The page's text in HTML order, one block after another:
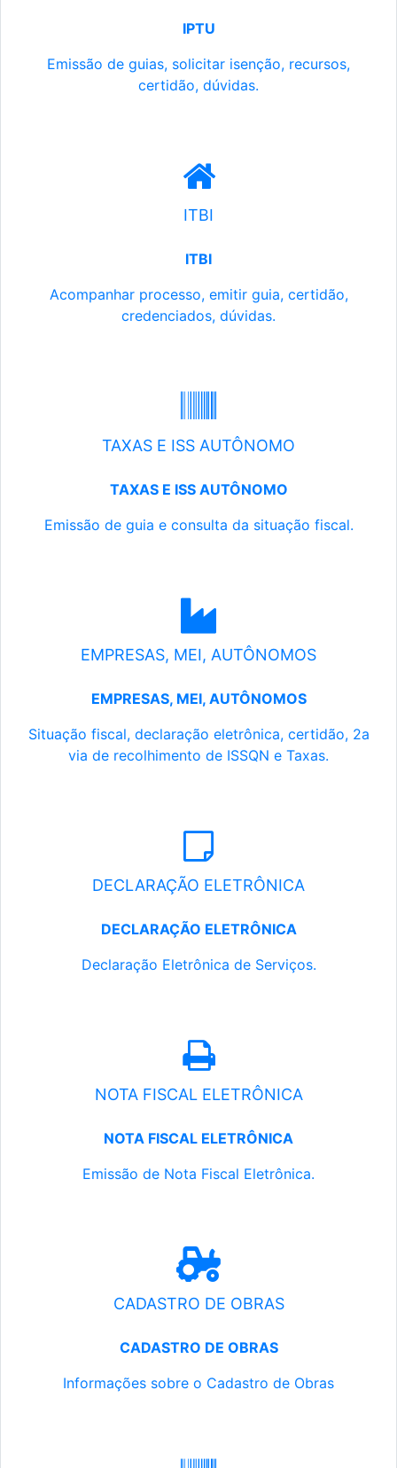
IPTU
Emissão de guias, solicitar isenção, recursos,
certidão, dúvidas.
ITBI
ITBI
Acompanhar processo, emitir guia, certidão,
credenciados, dúvidas.
TAXAS E ISS AUTÔNOMO
TAXAS E ISS AUTÔNOMO
Emissão de guia e consulta da situação fiscal.
EMPRESAS, MEI, AUTÔNOMOS
EMPRESAS, MEI, AUTÔNOMOS
Situação fiscal, declaração eletrônica, certidão, 2a
via de recolhimento de ISSQN e Taxas.
DECLARAÇÃO ELETRÔNICA
DECLARAÇÃO ELETRÔNICA
Declaração Eletrônica de Serviços.
NOTA FISCAL ELETRÔNICA
NOTA FISCAL ELETRÔNICA
Emissão de Nota Fiscal Eletrônica.
CADASTRO DE OBRAS
CADASTRO DE OBRAS
Informações sobre o Cadastro de Obras